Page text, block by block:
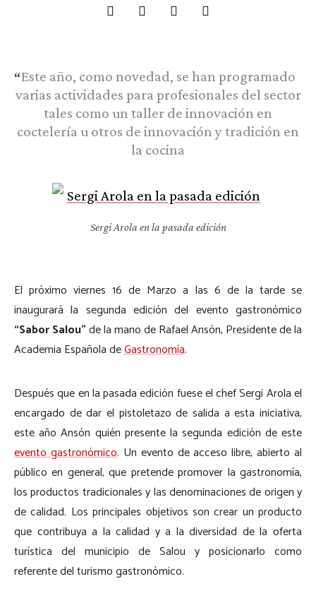
Este año, como novedad, se han programado
varias actividades para profesionales del sector
tales como un taller de innovación en
coctelería u otros de innovación y tradición en
la cocina
Sergi Arola en la pasada edición
El próximo viernes 16 de Marzo a las 6 de la tarde se
inaugurará la segunda edición del evento gastronómico
“Sabor Salou”de la mano de Rafael Ansón, Presidente de la
Academia Española deGastronomía.
Después que en la pasada edición fuese el chef Sergi Arola el
encargado de dar el pistoletazo de salida a esta iniciativa,
este año Ansón quién presente la segunda edición de este
evento gastronómico. Un evento de acceso libre, abierto al
público en general, que pretende promover la gastronomía,
los productos tradicionales y las denominaciones de origen y
de calidad. Los principales objetivos son crear un producto
que contribuya a la calidad y a la diversidad de la oferta
turística del municipio de Salou y posicionarlo como
referente del turismo gastronómico.